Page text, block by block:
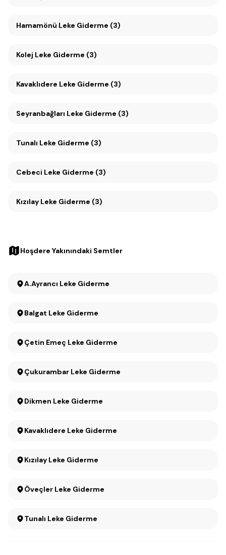
Hamamönü Leke Giderme (3)
Kolej Leke Giderme (3)
Kavaklıdere Leke Giderme (3)
Seyranbağları Leke Giderme (3)
Tunalı Leke Giderme (3)
Cebeci Leke Giderme (3)
Kızılay Leke Giderme (3)
Hoşdere Yakınındaki Semtler
A.Ayrancı Leke Giderme
Balgat Leke Giderme
Çetin Emeç Leke Giderme
Çukurambar Leke Giderme
Dikmen Leke Giderme
Kavaklıdere Leke Giderme
Kızılay Leke Giderme
Öveçler Leke Giderme
Tunalı Leke Giderme